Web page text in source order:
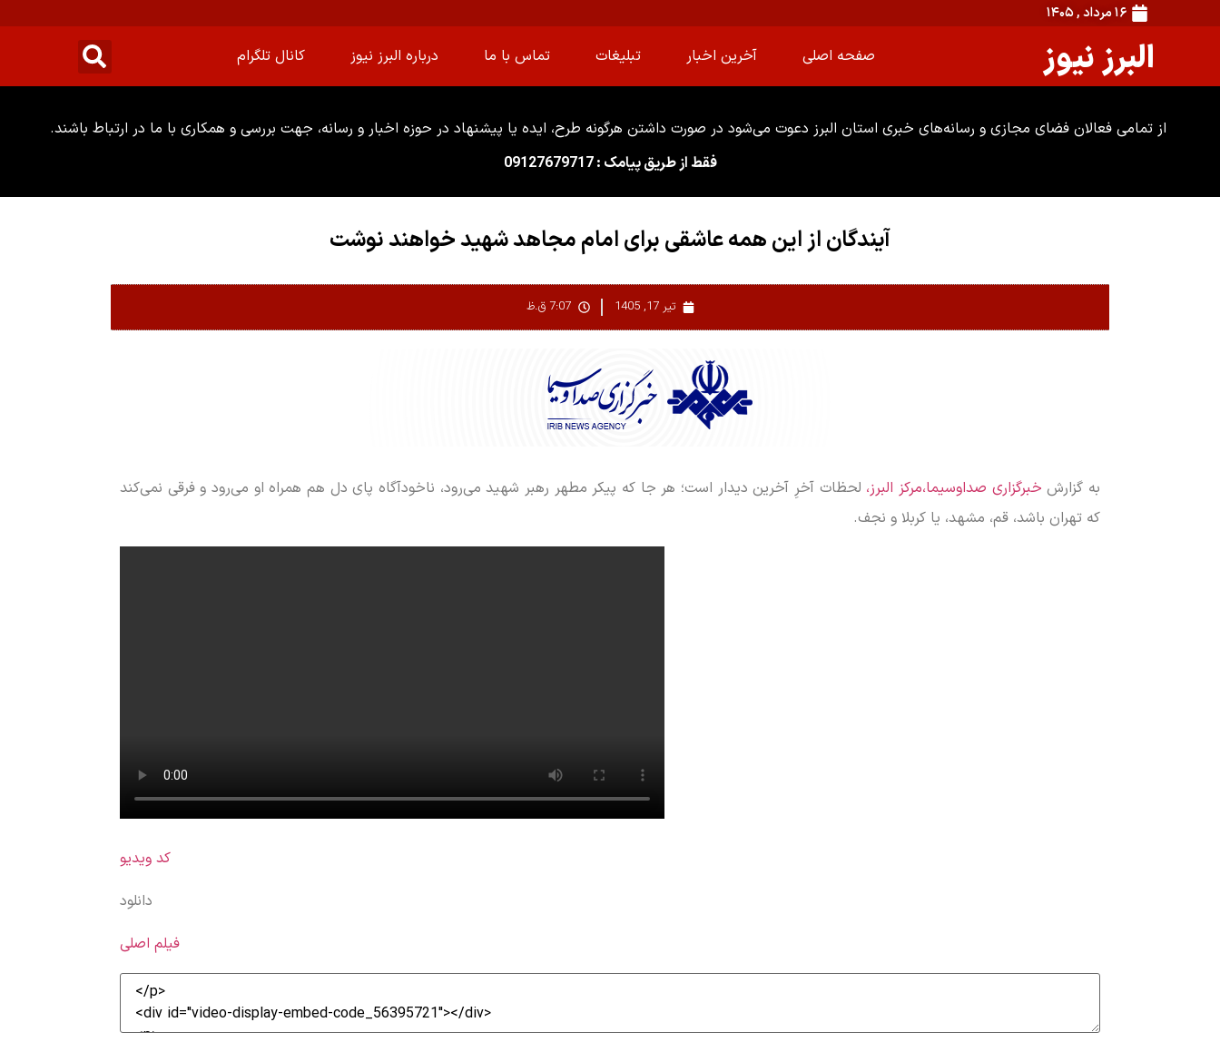
۱۶ مرداد , ۱۴۰۵
البرز نیوز صفحه اصلی آخرین اخبار تبلیغات تماس با ما درباره البرز نیوز کانال تلگرام
از تمامی فعالان فضای مجازی و رسانه‌های خبری استان البرز دعوت می‌شود در صورت داشتن هرگونه طرح، ایده یا پیشنهاد در حوزه اخبار و رسانه، جهت بررسی و همکاری با ما در ارتباط باشند.
فقط از طریق پیامک : 09127679717
آیندگان از این همه عاشقی برای امام مجاهد شهید خواهند نوشت
تیر 17, 1405 7:07 ق.ظ
به گزارش خبرگزاری صداوسیما،مرکز البرز، لحظات آخرِ آخرین دیدار است؛ هر جا که پیکر مطهر رهبر شهید می‌رود، ناخودآگاه پای دل هم همراه او می‌رود و فرقی نمی‌کند
که تهران باشد، قم، مشهد، یا کربلا و نجف.
کد ویدیو
دانلود
فیلم اصلی